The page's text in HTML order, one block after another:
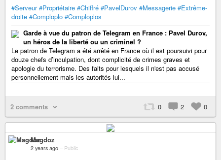
#Serveur #Propriétaire #Chiffré #PavelDurov #Messagerie #Extrême-
droite #Comploplo #Comploplos
Garde à vue du patron de Telegram en France : Pavel Durov,
un héros de la liberté ou un criminel ?
Le patron de Telegram a été arrêté en France où il est poursuivi pour
douze chefs d’inculpation, dont complicité de crimes graves et
apologie du terrorisme. Des faits pour lesquels il n'est pas accusé
personnellement mais les autorités lui...
2 comments 0 2 0
Magdoz
2 years ago – Public